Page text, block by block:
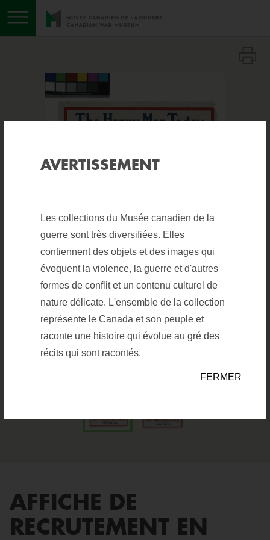
Basculer le menu
Télécharger l'image
Élargir l'image
iAfficher les informations sur
AFFICHE DE
RECRUTEMENT EN
AVERTISSEMENT
Les collections du Musée canadien de la
guerre sont très diversifiées. Elles
contiennent des objets et des images qui
évoquent la violence, la guerre et d'autres
formes de conflit et un contenu culturel de
nature délicate. L'ensemble de la collection
représente le Canada et son peuple et
raconte une histoire qui évolue au gré des
récits qui sont racontés.
FERMER